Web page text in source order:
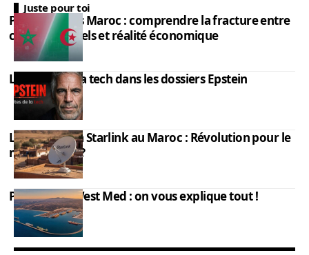
Juste pour toi
PIB Algérie vs Maroc : comprendre la fracture entre
chiffres officiels et réalité économique
Les élites de la tech dans les dossiers Epstein
L’impact de la Starlink au Maroc : Révolution pour le
monde rural ?
Port Nador West Med : on vous explique tout !